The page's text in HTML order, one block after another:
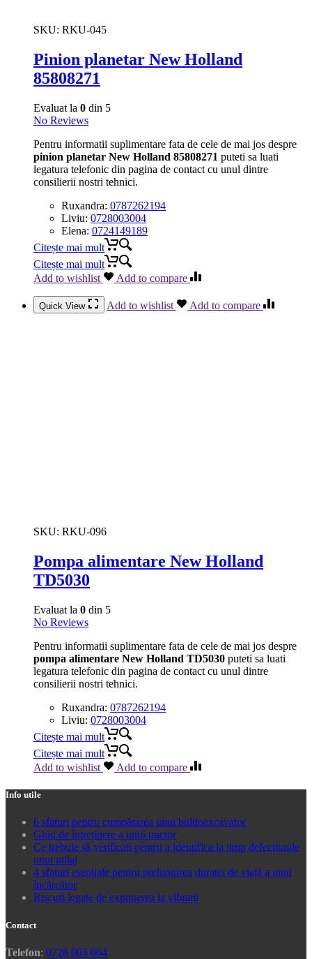
SKU: RKU-045
Pinion planetar New Holland
85808271
Evaluat la 0 din 5
No Reviews
Pentru informatii suplimentare fata de cele de mai jos despre
pinion planetar New Holland 85808271 puteti sa luati
legatura telefonic din pagina de contact cu unul dintre
consilierii nostri tehnici.
Ruxandra: 0787262194
Liviu: 0728003004
Elena: 0724149189
Citește mai mult
Citește mai mult
Add to wishlist
Add to compare
Quick View Add to wishlist Add to compare
SKU: RKU-096
Pompa alimentare New Holland
TD5030
Evaluat la 0 din 5
No Reviews
Pentru informatii suplimentare fata de cele de mai jos despre
pompa alimentare New Holland TD5030 puteti sa luati
legatura telefonic din pagina de contact cu unul dintre
consilierii nostri tehnici.
Ruxandra: 0787262194
Liviu: 0728003004
Citește mai mult
Citește mai mult
Add to wishlist
Add to compare
Info utile
6 sfaturi pentru cumpărarea unui buldoexcavator
Ghid de întreținere a unui tractor
Ce trebuie să verificați pentru a identifica la timp defecțiunile
unui utilaj
4 sfaturi esențiale pentru prelungirea duratei de viață a unui
încărcător
Riscuri legate de expunerea la vibrații
Contact
Telefon: 0728 003 004